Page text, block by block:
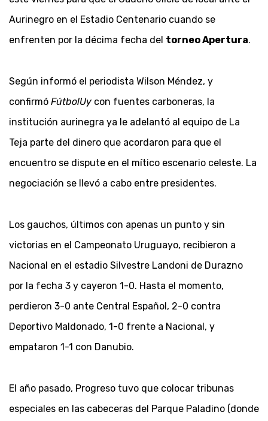
Aurinegro en el Estadio Centenario cuando se
enfrenten por la décima fecha del torneo Apertura.
Según informó el periodista Wilson Méndez, y
confirmó FútbolUy con fuentes carboneras, la
institución aurinegra ya le adelantó al equipo de La
Teja parte del dinero que acordaron para que el
encuentro se dispute en el mítico escenario celeste. La
negociación se llevó a cabo entre presidentes.
Los gauchos, últimos con apenas un punto y sin
victorias en el Campeonato Uruguayo, recibieron a
Nacional en el estadio Silvestre Landoni de Durazno
por la fecha 3 y cayeron 1-0. Hasta el momento,
perdieron 3-0 ante Central Español, 2-0 contra
Deportivo Maldonado, 1-0 frente a Nacional, y
empataron 1-1 con Danubio.
El año pasado, Progreso tuvo que colocar tribunas
especiales en las cabeceras del Parque Paladino (donde